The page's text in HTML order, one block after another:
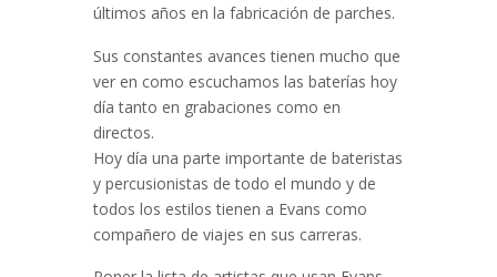
últimos años en la fabricación de parches.
Sus constantes avances tienen mucho que
ver en como escuchamos las baterías hoy
día tanto en grabaciones como en
directos.
Hoy día una parte importante de bateristas
y percusionistas de todo el mundo y de
todos los estilos tienen a Evans como
compañero de viajes en sus carreras.